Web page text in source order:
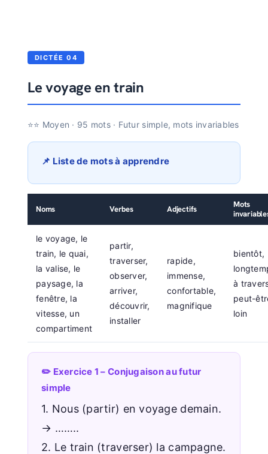
DICTÉE 04
Le voyage en train
⭐⭐ Moyen · 95 mots · Futur simple, mots invariables
📌 Liste de mots à apprendre
Noms Verbes Adjectifs
Mots
le voyage, le
train, le quai,
la valise, le
paysage, la
fenêtre, la
vitesse, un
compartiment
partir,
traverser,
observer,
arriver,
découvrir,
installer
rapide,
immense,
confortable,
magnifique
bientôt,
à
peut-
loin
✏️ Exercice 1 – Conjugaison au futur
simple
1. Nous (partir) en voyage demain.
→ ……..
2. Le train (traverser) la campagne.